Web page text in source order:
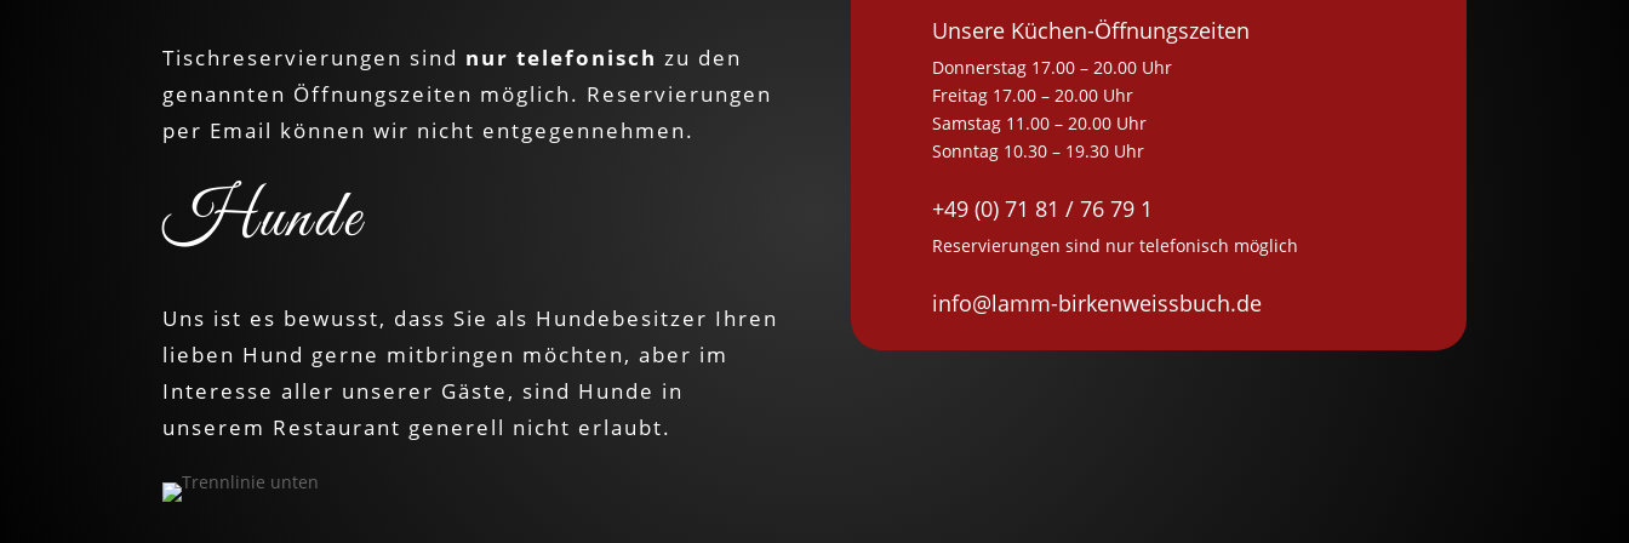
Tischreservierungen sind nur telefonisch zu den
genannten Öffnungszeiten möglich. Reservierungen
per Email können wir nicht entgegennehmen.
Hunde
Uns ist es bewusst, dass Sie als Hundebesitzer Ihren
lieben Hund gerne mitbringen möchten, aber im
Interesse aller unserer Gäste, sind Hunde in
unserem Restaurant generell nicht erlaubt.
Unsere Küchen-Öffnungszeiten
Donnerstag 17.00 – 20.00 Uhr
Freitag 17.00 – 20.00 Uhr
Samstag 11.00 – 20.00 Uhr
Sonntag 10.30 – 19.30 Uhr
+49 (0) 71 81 / 76 79 1
Reservierungen sind nur telefonisch möglich
info@lamm-birkenweissbuch.de